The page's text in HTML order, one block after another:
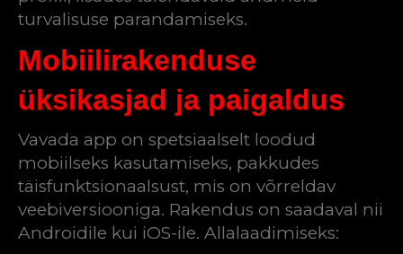
turvalisuse parandamiseks.
Mobiilirakenduse
üksikasjad ja paigaldus
Vavada app on spetsiaalselt loodud
mobiilseks kasutamiseks, pakkudes
täisfunktsionaalsust, mis on võrreldav
veebiversiooniga. Rakendus on saadaval nii
Androidile kui iOS-ile. Allalaadimiseks: